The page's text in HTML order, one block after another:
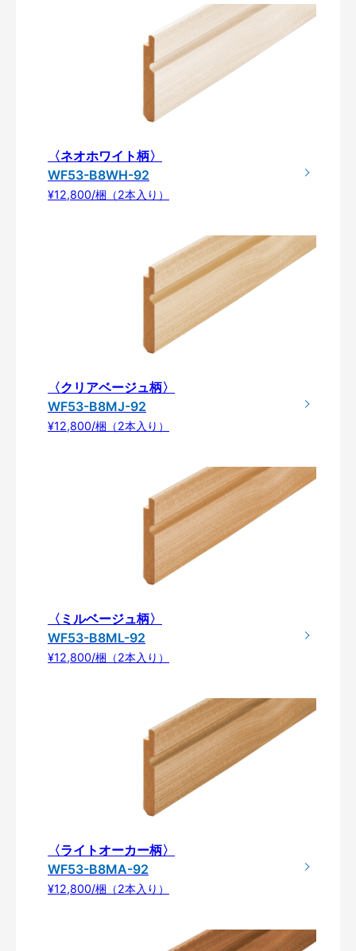
〈ネオホワイト柄〉
WF53-B8WH-92
¥12,800/梱（2本入り）
〈クリアベージュ柄〉
WF53-B8MJ-92
¥12,800/梱（2本入り）
〈ミルベージュ柄〉
WF53-B8ML-92
¥12,800/梱（2本入り）
〈ライトオーカー柄〉
WF53-B8MA-92
¥12,800/梱（2本入り）